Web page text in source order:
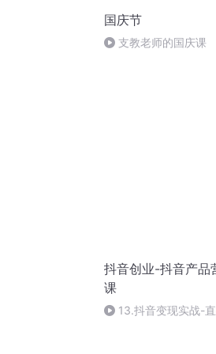
国庆节
支教老师的国庆课
抖音创业-抖音产品
课
13.抖音变现实战-直